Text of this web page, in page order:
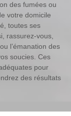
des fumées ou
votre domicile
toutes ses
rassurez-vous,
l’émanation des
soucies. Ces
pour
des résultats